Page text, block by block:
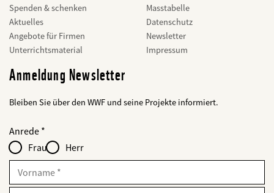
Spenden & schenken
Aktuelles
Angebote für Firmen
Unterrichtsmaterial
Masstabelle
Datenschutz
Newsletter
Impressum
Anmeldung Newsletter
Bleiben Sie über den WWF und seine Projekte informiert.
Infofelder
löschen
-
für
web2lead
Anrede
Frau
Herr
Vorname